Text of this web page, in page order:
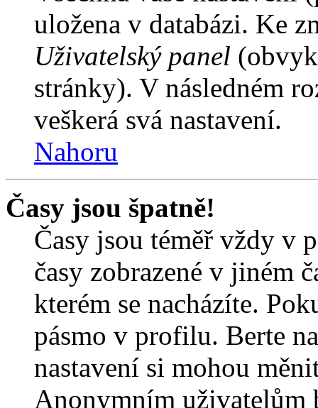
uložena v databázi. Ke
Uživatelský panel
stránky). V následném
veškerá svá nastavení.
Nahoru
Časy jsou špatně!
Časy jsou téměř vždy v
časy zobrazené v jiném
kterém se nacházíte.
pásmo v profilu. Berte
nastavení si mohou
Anonymním uživatelům